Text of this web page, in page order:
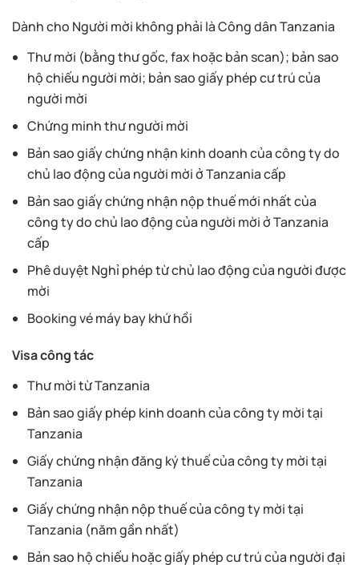
Dành cho Người mời không phải là Công dân Tanzania
Thư mời (bằng thư gốc, fax hoặc bản scan); bản sao
hộ chiếu người mời; bản sao giấy phép cư trú của
người mời
Chứng minh thư người mời
Bản sao giấy chứng nhận kinh doanh của công ty do
chủ lao động của người mời ở Tanzania cấp
Bản sao giấy chứng nhận nộp thuế mới nhất của
công ty do chủ lao động của người mời ở Tanzania
cấp
Phê duyệt Nghỉ phép từ chủ lao động của người được
mời
Booking vé máy bay khứ hồi
Visa công tác
Thư mời từ Tanzania
Bản sao giấy phép kinh doanh của công ty mời tại
Tanzania
Giấy chứng nhận đăng ký thuế của công ty mời tại
Tanzania
Giấy chứng nhận nộp thuế của công ty mời tại
Tanzania (năm gần nhất)
Bản sao hộ chiếu hoặc giấy phép cư trú của người đại